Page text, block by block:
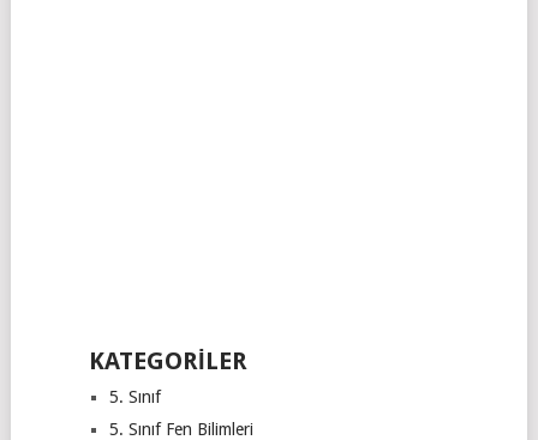
KATEGORILER
5. Sınıf
5. Sınıf Fen Bilimleri